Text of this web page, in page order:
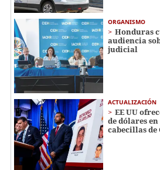
ORGANISMO
Honduras
audiencia
judicial
ACTUALIZACIÓN
EE UU
de dólares
cabecillas de